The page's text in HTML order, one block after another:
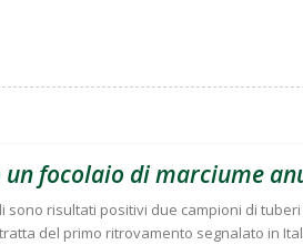
focolaio di marciume
sono risultati positivi due campioni di
del primo ritrovamento segnalato in